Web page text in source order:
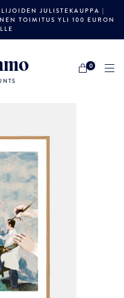
JULISTEKAUPPA |
TOIMITUS YLI 100 EURON
0